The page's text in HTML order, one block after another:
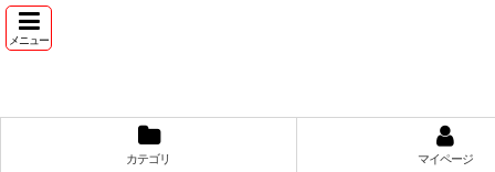
メニュー
カテゴリ マイページ